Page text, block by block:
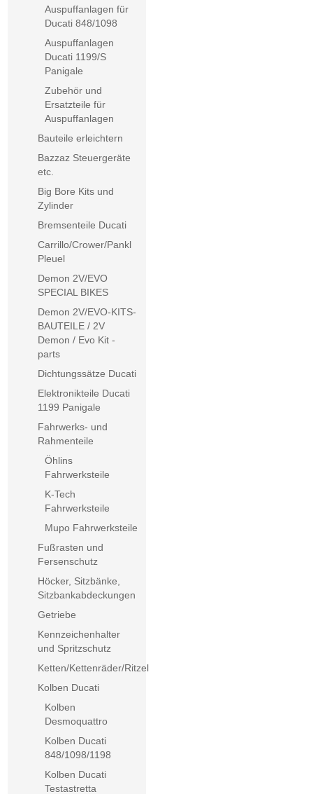
Auspuffanlagen für
Ducati 848/1098
Auspuffanlagen
Ducati 1199/S
Panigale
Zubehör und
Ersatzteile für
Auspuffanlagen
Bauteile erleichtern
Bazzaz Steuergeräte
etc.
Big Bore Kits und
Zylinder
Bremsenteile Ducati
Carrillo/Crower/Pankl
Pleuel
Demon 2V/EVO
SPECIAL BIKES
Demon 2V/EVO-KITS-
BAUTEILE / 2V
Demon / Evo Kit -
parts
Dichtungssätze Ducati
Elektronikteile Ducati
1199 Panigale
Fahrwerks- und
Rahmenteile
Öhlins
Fahrwerksteile
K-Tech
Fahrwerksteile
Mupo Fahrwerksteile
Fußrasten und
Fersenschutz
Höcker, Sitzbänke,
Sitzbankabdeckungen
Getriebe
Kennzeichenhalter
und Spritzschutz
Ketten/Kettenräder/Ritzel
Kolben Ducati
Kolben
Desmoquattro
Kolben Ducati
848/1098/1198
Kolben Ducati
Testastretta